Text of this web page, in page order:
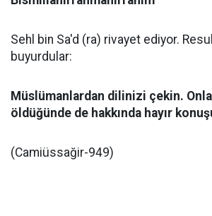
Sehl bin Sa'd (ra) rivayet ediyor.
buyurdular:
Müslümanlardan dilinizi çekin.
öldüğünde de hakkında hayır
(Camiüssağir-949)